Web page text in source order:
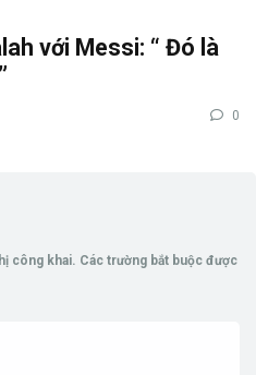
với Messi: “ Đó là
0
công khai. Các trường bắt buộc được